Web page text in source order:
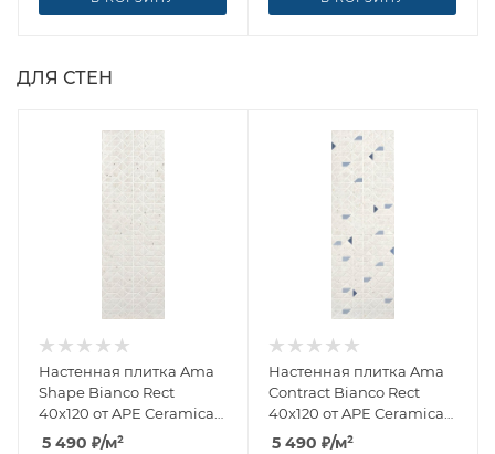
ДЛЯ СТЕН
Настенная плитка Ama
Shape Bianco Rect
40x120 от APE Ceramica
(Испания)
5 490 ₽/м²
Настенная плитка Ama
Contract Bianco Rect
40x120 от APE Ceramica
(Испания)
5 490 ₽/м²